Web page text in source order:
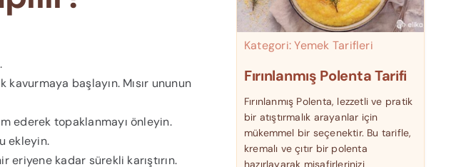
başlayın. Mısır ununun
ederek topaklanmayı önleyin.
ekleyin.
kadar sürekli karıştırın.
Kategori:Yemek Tarifleri
Fırınlanmış Polenta Tarifi
Fırınlanmış Polenta, lezzetli ve pratik
bir atıştırmalık arayanlar için
mükemmel bir seçenektir. Bu tarifle,
kremalı ve çıtır bir polenta